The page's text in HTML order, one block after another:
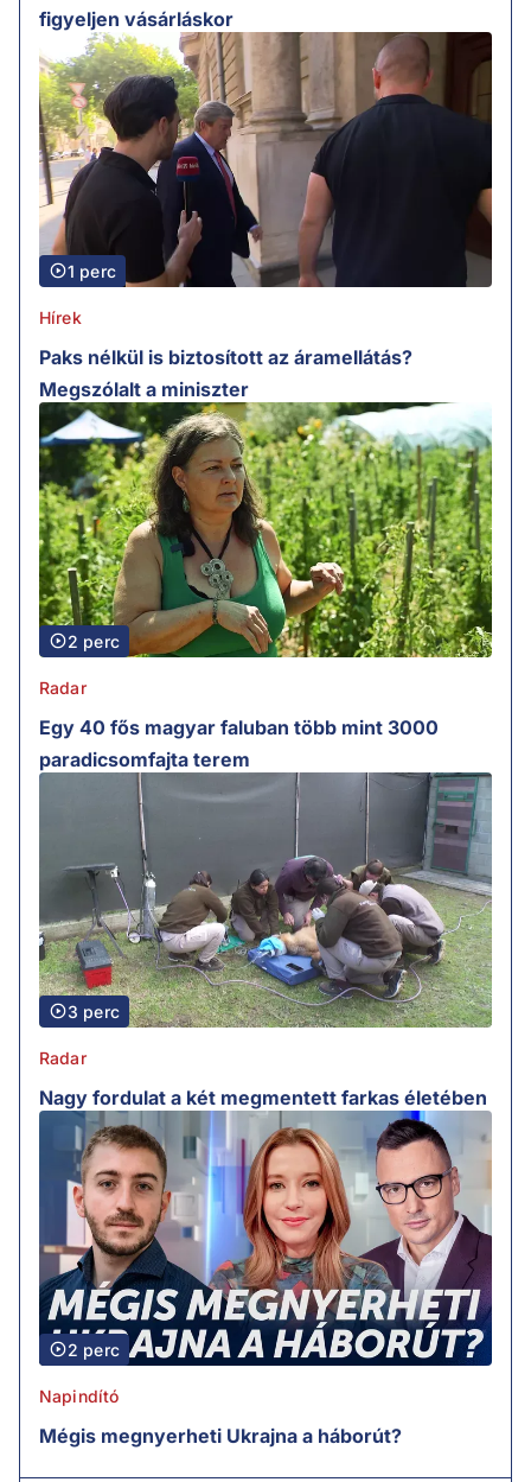
figyeljen vásárláskor
1 perc
Hírek
Paks nélkül is biztosított az áramellátás?
Megszólalt a miniszter
2 perc
Radar
Egy 40 fős magyar faluban több mint 3000
paradicsomfajta terem
3 perc
Radar
Nagy fordulat a két megmentett farkas életében
2 perc
Napindító
Mégis megnyerheti Ukrajna a háborút?